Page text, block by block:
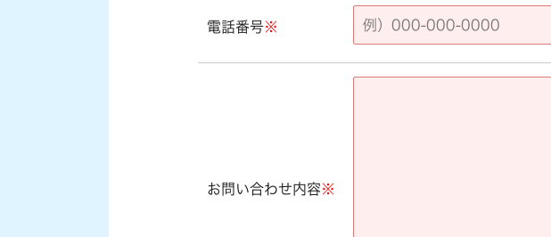
電話番号※
お問い合わせ内容※